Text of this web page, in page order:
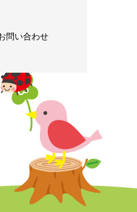
問い合わせ